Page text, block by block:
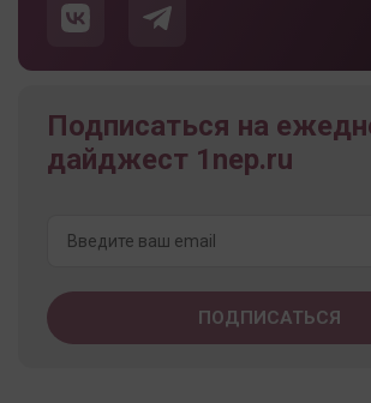
Подписаться на
дайджест 1nep.ru